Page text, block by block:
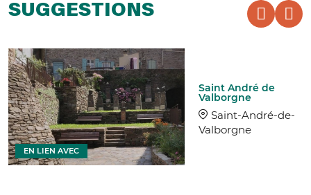
SUGGESTIONS
Saint André de
Valborgne
Saint-André-de-
Valborgne
EN LIEN AVEC